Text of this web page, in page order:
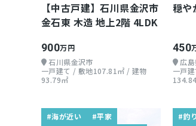
【中古戸建】石川県金沢市
金石東 木造 地上2階 4LDK
900万円
石川県金沢市
一戸建て / 敷地107.81㎡ / 建物
93.79㎡
穏や
450
広
一戸
#海が近い
#平家
#釣り